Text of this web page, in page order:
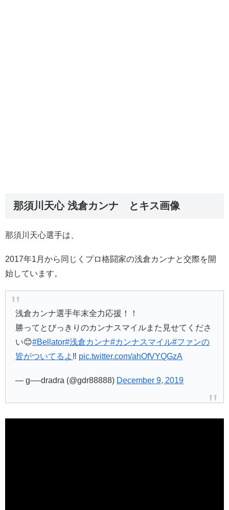
那須川天心 浅倉カンナ とキス画像
那須川天心選手は、
2017年1月から同じくプロ格闘家の浅倉カンナと交際を開
始しています。
浅倉カンナ選手年末全力応援！！
勝ってとびっきりのカンナスマイルまた見せてくださ
い😊#Bellator#浅倉カンナ#カンナスマイル#ファンの
皆がついてるよ ‼︎ pic.twitter.com/ahOfVYQGzA
— g—-dradra (@gdr88888) December 9, 2019